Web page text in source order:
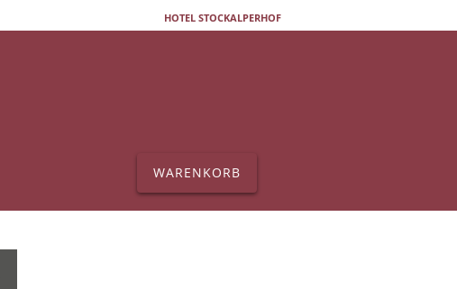
HOTEL STOCKALPERHOF
WARENKORB